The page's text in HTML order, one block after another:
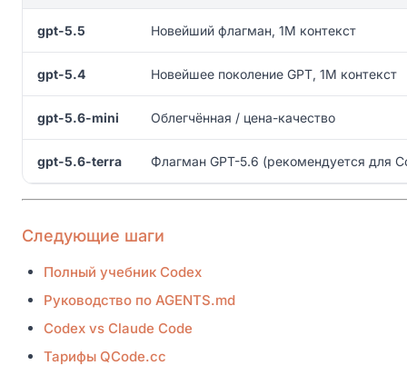
gpt-5.5 Новейший флагман, 1M контекст
gpt-5.4 Новейшее поколение GPT, 1M контекст
gpt-5.6-mini Облегчённая / цена-качество
gpt-5.6-terra Флагман GPT-5.6 (рекомендуется для
Следующие шаги
Полный учебник Codex
Руководство по AGENTS.md
Codex vs Claude Code
Тарифы QCode.cc